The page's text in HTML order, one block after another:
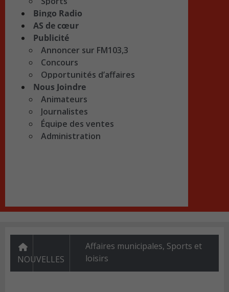
Bingo Radio
AS de cœur
Publicité
Annoncer sur FM103,3
Concours
Opportunités d’affaires
Nous Joindre
Animateurs
Journalistes
Équipe des ventes
Administration
NOUVELLES
Affaires municipales, Sports et
loisirs